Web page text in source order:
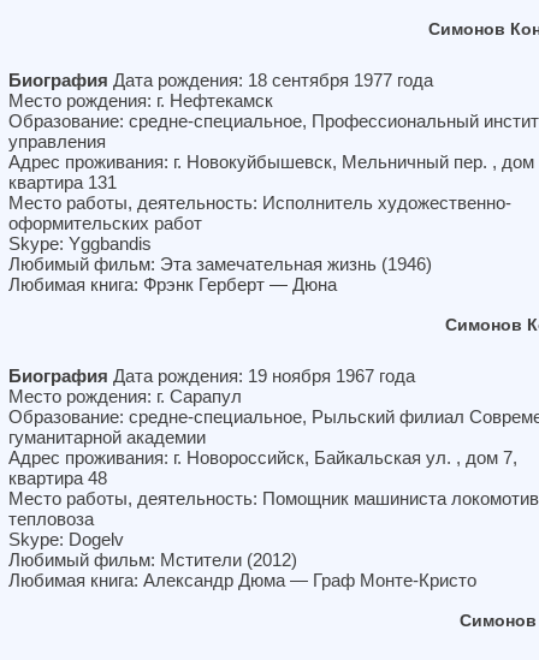
Симонов
Биография Дата рождения: 18 сентября 1977 года
Место рождения: г. Нефтекамск
Образование: средне-специальное, Профессиональный
управления
Адрес проживания: г. Новокуйбышевск, Мельничный пер. , дом
квартира 131
Место работы, деятельность: Исполнитель художественно-
оформительских работ
Skype: Yggbandis
Любимый фильм: Эта замечательная жизнь (1946)
Любимая книга: Фрэнк Герберт — Дюна
Симонов
Биография Дата рождения: 19 ноября 1967 года
Место рождения: г. Сарапул
Образование: средне-специальное, Рыльский филиал
гуманитарной академии
Адрес проживания: г. Новороссийск, Байкальская ул. , дом 7,
квартира 48
Место работы, деятельность: Помощник машиниста
тепловоза
Skype: Dogelv
Любимый фильм: Мстители (2012)
Любимая книга: Александр Дюма — Граф Монте-Кристо
Симонов